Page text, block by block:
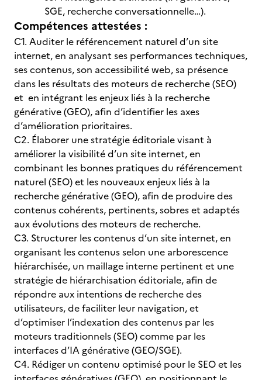
SGE, recherche conversationnelle…).
Compétences attestées :
C1. Auditer le référencement naturel d’un site
internet, en analysant ses performances techniques,
ses contenus, son accessibilité web, sa présence
dans les résultats des moteurs de recherche (SEO)
et en intégrant les enjeux liés à la recherche
générative (GEO), afin d’identifier les axes
d’amélioration prioritaires.
C2. Élaborer une stratégie éditoriale visant à
améliorer la visibilité d’un site internet, en
combinant les bonnes pratiques du référencement
naturel (SEO) et les nouveaux enjeux liés à la
recherche générative (GEO), afin de produire des
contenus cohérents, pertinents, sobres et adaptés
aux évolutions des moteurs de recherche.
C3. Structurer les contenus d’un site internet, en
organisant les contenus selon une arborescence
hiérarchisée, un maillage interne pertinent et une
stratégie de hiérarchisation éditoriale, afin de
répondre aux intentions de recherche des
utilisateurs, de faciliter leur navigation, et
d’optimiser l’indexation des contenus par les
moteurs traditionnels (SEO) comme par les
interfaces d’IA générative (GEO/SGE).
C4. Rédiger un contenu optimisé pour le SEO et les